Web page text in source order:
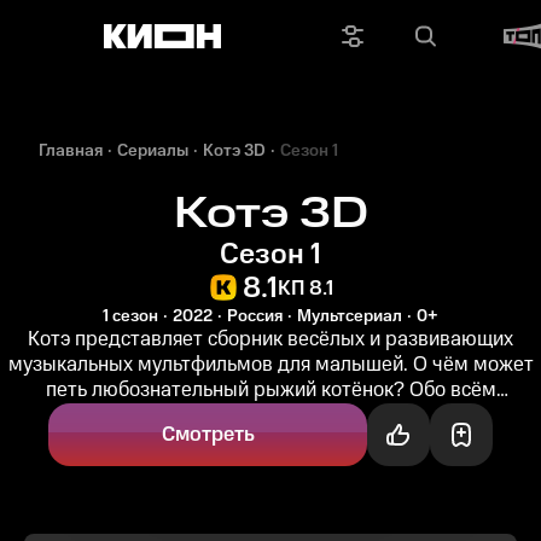
Главная Сериалы Котэ 3D Сезон 1
Котэ 3D
Сезон 1
8.1КП 8.1
1 сезон 2022 Россия Мультсериал 0+
Котэ представляет сборник весёлых и развивающих
музыкальных мультфильмов для малышей. О чём может
петь любознательный рыжий котёнок? Обо всём
хорошем, интересном и полезном! ...
Смотреть